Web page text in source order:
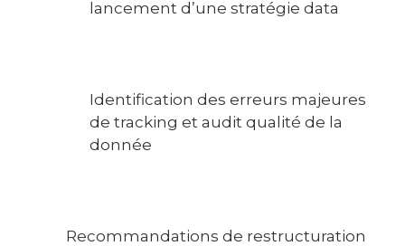
lancement d’une stratégie data
Identification des erreurs majeures
de tracking et audit qualité de la
donnée
Recommandations de restructuration